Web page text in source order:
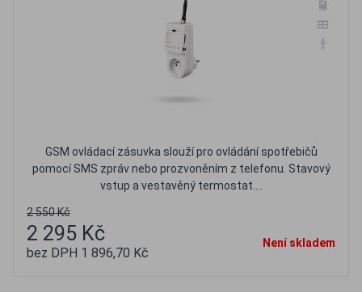
GSM ovládací zásuvka slouží pro ovládání spotřebičů
pomocí SMS zpráv nebo prozvoněním z telefonu. Stavový
vstup a vestavěný termostat....
2 550 Kč
2 295 Kč
bez DPH 1 896,70 Kč
Není skladem